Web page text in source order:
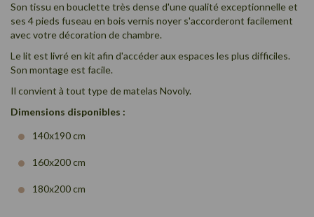
Son tissu en bouclette très dense d'une qualité exceptionnelle et
ses 4 pieds fuseau en bois vernis noyer s'accorderont facilement
avec votre décoration de chambre.
Le lit est livré en kit afin d'accéder aux espaces les plus difficiles.
Son montage est facile.
Il convient à tout type de matelas Novoly.
Dimensions disponibles :
140x190 cm
160x200 cm
180x200 cm